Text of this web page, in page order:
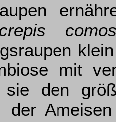
mit
sie den
der